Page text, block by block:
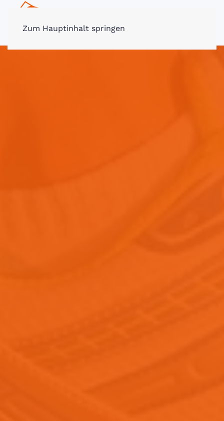
Zum Hauptinhalt springen